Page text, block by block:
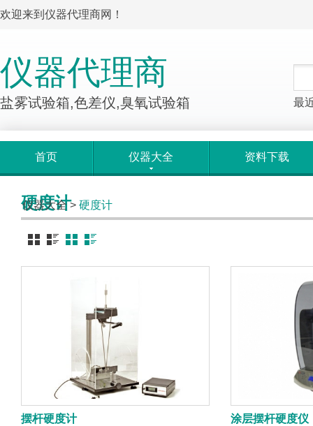
欢迎来到仪器代理商网！
仪器代理商
盐雾试验箱,色差仪,臭氧试验箱 最
首页 仪器大全 资料下载
仪器大全> 硬度计
硬度计
摆杆硬度计 涂层摆杆硬度仪